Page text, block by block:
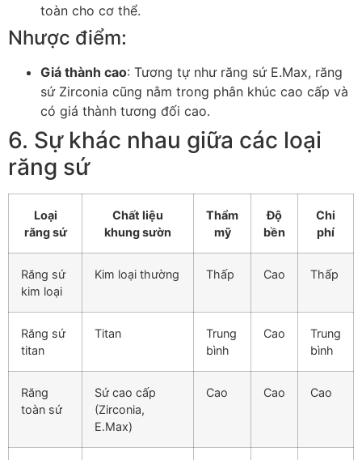
toàn cho cơ thể.
Nhược điểm:
Giá thành cao: Tương tự như răng sứ E.Max, răng
sứ Zirconia cũng nằm trong phân khúc cao cấp và
có giá thành tương đối cao.
6. Sự khác nhau giữa các loại
răng sứ
Loại
răng sứ
Chất liệu
khung sườn
Thẩm
mỹ
Độ
bền
Chi
phí
Răng sứ
kim loại
Kim loại thường Thấp Cao Thấp
Răng sứ
titan
Titan
Trung
bình
Cao
Trung
bình
Răng
toàn sứ
Sứ cao cấp
(Zirconia,
E.Max)
Cao Cao Cao